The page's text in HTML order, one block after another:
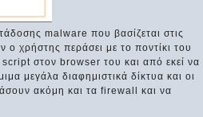
malware που βασίζεται στις
χρήστης περάσει με το ποντίκι του
στον browser του και από εκεί να
μεγάλα διαφημιστικά δίκτυα και οι
ακόμη και τα firewall και να